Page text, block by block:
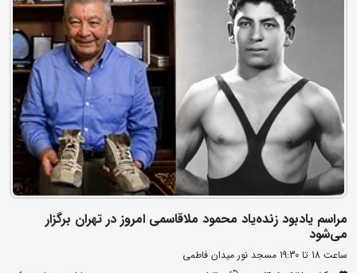
مراسم یادبود زنده‌یاد محمود ملاقاسمی امروز در تهران برگزار
می‌شود
ساعت 18 تا 19:30 مسجد نور میدان فاطمی